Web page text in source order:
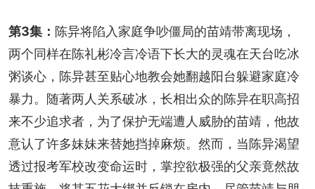
第3集： 陈异将陷入家庭争吵僵局的苗靖带离现场，
两个同样在陈礼彬冷言冷语下长大的灵魂在天台吃冰
粥谈心，陈异甚至贴心地教会她翻越阳台躲避家庭冷
暴力。随著两人关系破冰，长相出众的陈异在职高招
来不少追求者，为了保护无端遭人威胁的苗靖，他故
意认了许多妹妹来替她挡掉麻烦。然而，当陈异渴望
透过报考军校改变命运时，掌控欲极强的父亲竟然故